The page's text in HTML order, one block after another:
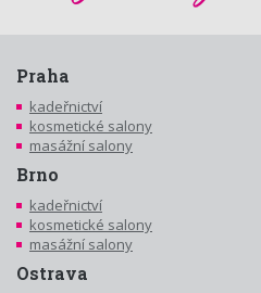
Praha
kadeřnictví
kosmetické salony
masážní salony
Brno
kadeřnictví
kosmetické salony
masážní salony
Ostrava